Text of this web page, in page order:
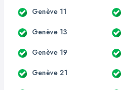
Genève 11
Genève 13
Genève 19
Genève 21